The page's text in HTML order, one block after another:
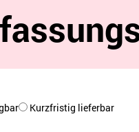
Kurzfristig lieferbar